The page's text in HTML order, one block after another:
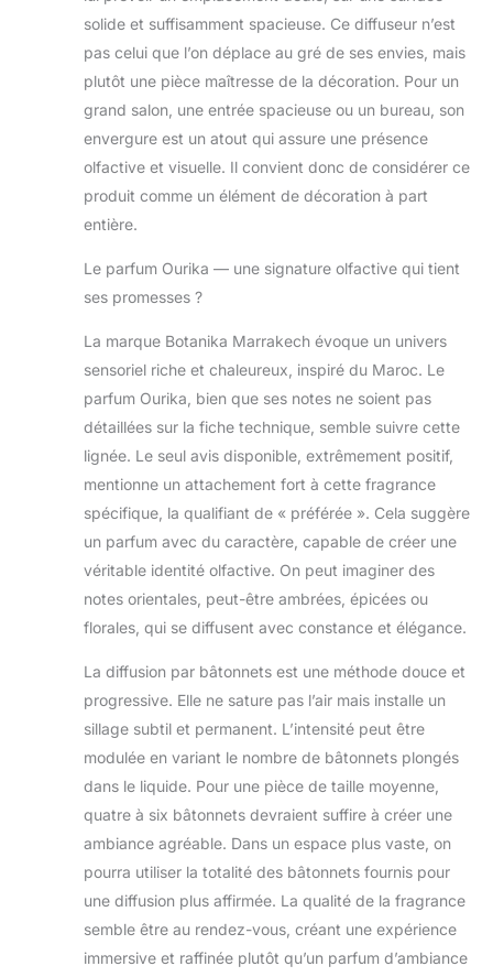
solide et suffisamment spacieuse. Ce diffuseur n’est
pas celui que l’on déplace au gré de ses envies, mais
plutôt une pièce maîtresse de la décoration. Pour un
grand salon, une entrée spacieuse ou un bureau, son
envergure est un atout qui assure une présence
olfactive et visuelle. Il convient donc de considérer ce
produit comme un élément de décoration à part
entière.
Le parfum Ourika — une signature olfactive qui tient
ses promesses ?
La marque Botanika Marrakech évoque un univers
sensoriel riche et chaleureux, inspiré du Maroc. Le
parfum Ourika, bien que ses notes ne soient pas
détaillées sur la fiche technique, semble suivre cette
lignée. Le seul avis disponible, extrêmement positif,
mentionne un attachement fort à cette fragrance
spécifique, la qualifiant de « préférée ». Cela suggère
un parfum avec du caractère, capable de créer une
véritable identité olfactive. On peut imaginer des
notes orientales, peut-être ambrées, épicées ou
florales, qui se diffusent avec constance et élégance.
La diffusion par bâtonnets est une méthode douce et
progressive. Elle ne sature pas l’air mais installe un
sillage subtil et permanent. L’intensité peut être
modulée en variant le nombre de bâtonnets plongés
dans le liquide. Pour une pièce de taille moyenne,
quatre à six bâtonnets devraient suffire à créer une
ambiance agréable. Dans un espace plus vaste, on
pourra utiliser la totalité des bâtonnets fournis pour
une diffusion plus affirmée. La qualité de la fragrance
semble être au rendez-vous, créant une expérience
immersive et raffinée plutôt qu’un parfum d’ambiance